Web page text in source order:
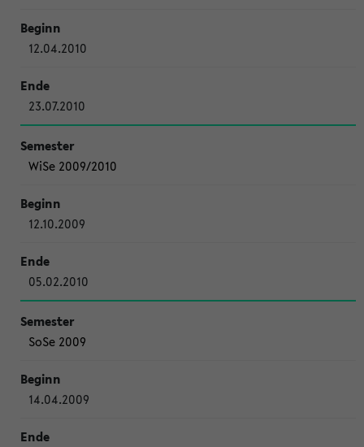
12.04.2010
23.07.2010
WiSe 2009/2010
12.10.2009
05.02.2010
SoSe 2009
14.04.2009